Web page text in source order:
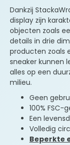
Dankzij
display zijn
objecten zoals
details in drie
producten zoals
sneaker kunnen
alles op een
milieu.
Geen
100%
Een
Volledig
Beperkte
België
We
verwerken.
om u
diensten
en diensten
dergelijke
het vakje
Ik
met
heb